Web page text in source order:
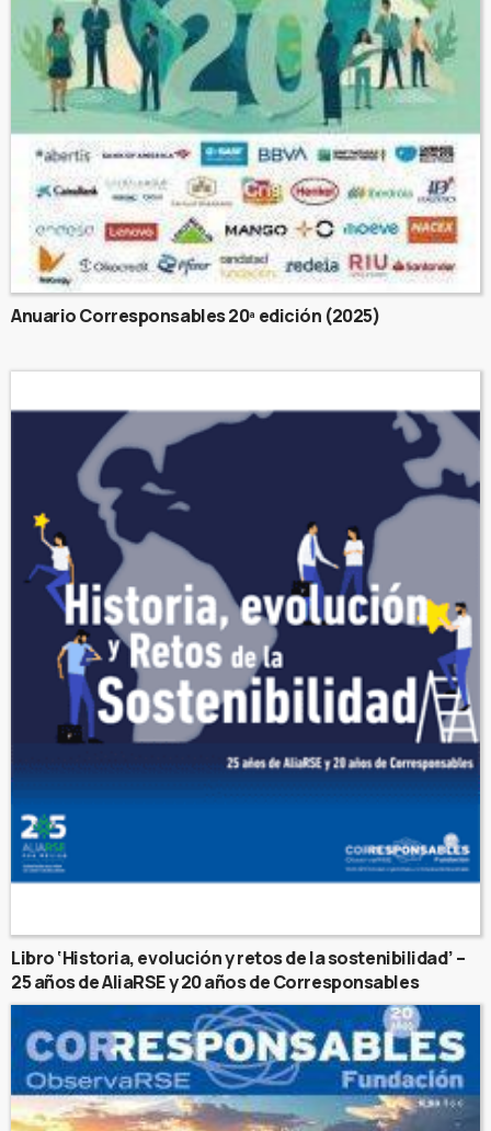
Anuario Corresponsables 20ª edición (2025)
Libro ‘Historia, evolución y retos de la sostenibilidad’ –
25 años de AliaRSE y 20 años de Corresponsables